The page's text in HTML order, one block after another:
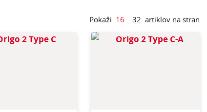
Pokaži 16 32 artiklov na stran